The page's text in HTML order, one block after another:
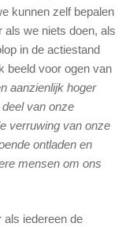
kunnen zelf bepalen
als we niets doen, als
in de actiestand
beeld voor ogen van
aanzienlijk hoger
van onze
verruwing van onze
ontladen en
mensen om ons
als iedereen de